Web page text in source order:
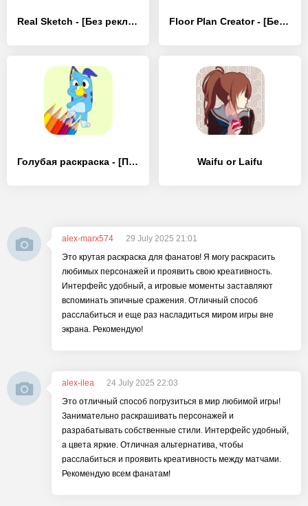
Real Sketch - [Без рекламы] Floor Plan Creator - [Без рекламы]
Голубая раскраска - [Премиум версия] Waifu or Laifu
alex-marx574
29 July 2025 21:01
Это крутая раскраска для фанатов! Я могу раскрасить
любимых персонажей и проявить свою креативность.
Интерфейс удобный, а игровые моменты заставляют
вспоминать эпичные сражения. Отличный способ
расслабиться и еще раз насладиться миром игры вне
экрана. Рекомендую!
alex-ilea
24 July 2025 22:03
Это отличный способ погрузиться в мир любимой игры!
Занимательно раскрашивать персонажей и
разрабатывать собственные стили. Интерфейс удобный,
а цвета яркие. Отличная альтернатива, чтобы
расслабиться и проявить креативность между матчами.
Рекомендую всем фанатам!